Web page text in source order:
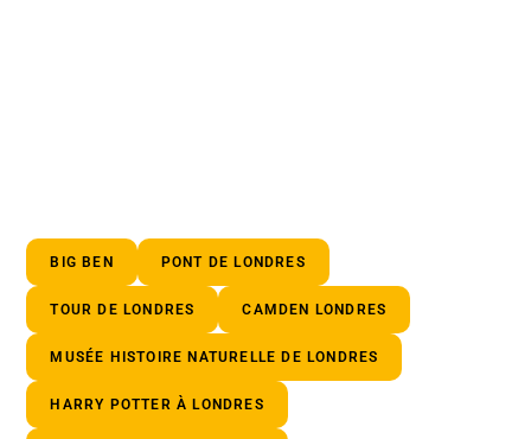
BIG BEN PONT DE LONDRES
TOUR DE LONDRES CAMDEN LONDRES
MUSÉE HISTOIRE NATURELLE DE LONDRES
HARRY POTTER À LONDRES